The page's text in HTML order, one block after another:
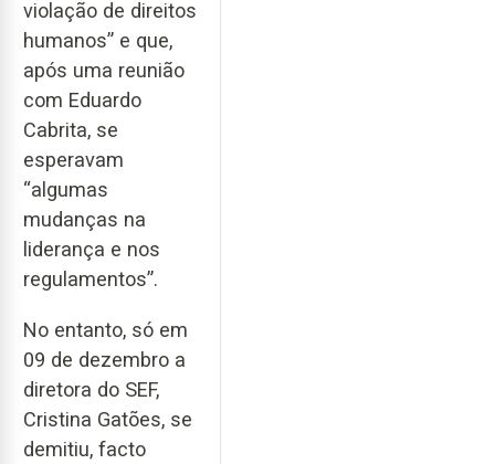
violação de direitos
humanos” e que,
após uma reunião
com Eduardo
Cabrita, se
esperavam
“algumas
mudanças na
liderança e nos
regulamentos”.
No entanto, só em
09 de dezembro a
diretora do SEF,
Cristina Gatões, se
demitiu, facto